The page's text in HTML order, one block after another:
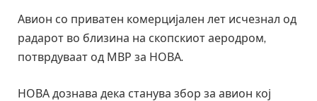
Авион со приватен комерцијален лет исчезнал од
радарот во близина на скопскиот аеродром,
потврдуваат од МВР за НОВА.
НОВА дознава дека станува збор за авион кој